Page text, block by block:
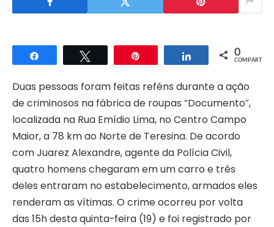
Compartilhar Compartilhar
0
COMPART.
Duas pessoas foram feitas reféns durante a ação
de criminosos na fábrica de roupas “Documento”,
localizada na Rua Emídio Lima, no Centro Campo
Maior, a 78 km ao Norte de Teresina. De acordo
com Juarez Alexandre, agente da Polícia Civil,
quatro homens chegaram em um carro e três
deles entraram no estabelecimento, armados eles
renderam as vítimas. O crime ocorreu por volta
das 15h desta quinta-feira (19) e foi registrado por